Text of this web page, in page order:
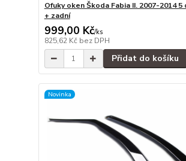
Ofuky oken Škoda Fabia II. 2007-2014
+ zadní
999,00 Kč/ks
825,62 Kč bez DPH
Přidat do košíku
Novinka